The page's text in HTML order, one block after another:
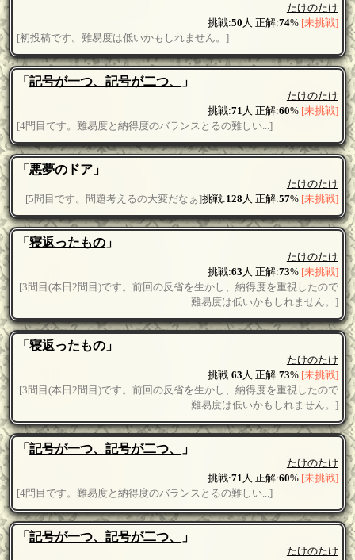
たけのたけ
挑戦:50 人 正解:74% [未挑戦]
[初投稿です。難易度は低いかもしれません。]
「記号が一つ、記号が二つ、 」
たけのたけ
挑戦:71 人 正解:60% [未挑戦]
[4問目です。難易度と納得度のバランスとるの難しい...]
「悪夢のドア 」
たけのたけ
挑戦:128 人 正解:57% [未挑戦]
[5問目です。問題考えるの大変だなぁ]
「寝返ったもの 」
たけのたけ
挑戦:63 人 正解:73% [未挑戦]
[3問目(本日2問目)です。前回の反省を生かし、納得度を重視したので
難易度は低いかもしれません。]
「寝返ったもの 」
たけのたけ
挑戦:63 人 正解:73% [未挑戦]
[3問目(本日2問目)です。前回の反省を生かし、納得度を重視したので
難易度は低いかもしれません。]
「記号が一つ、記号が二つ、 」
たけのたけ
挑戦:71 人 正解:60% [未挑戦]
[4問目です。難易度と納得度のバランスとるの難しい...]
「記号が一つ、記号が二つ、 」
たけのたけ